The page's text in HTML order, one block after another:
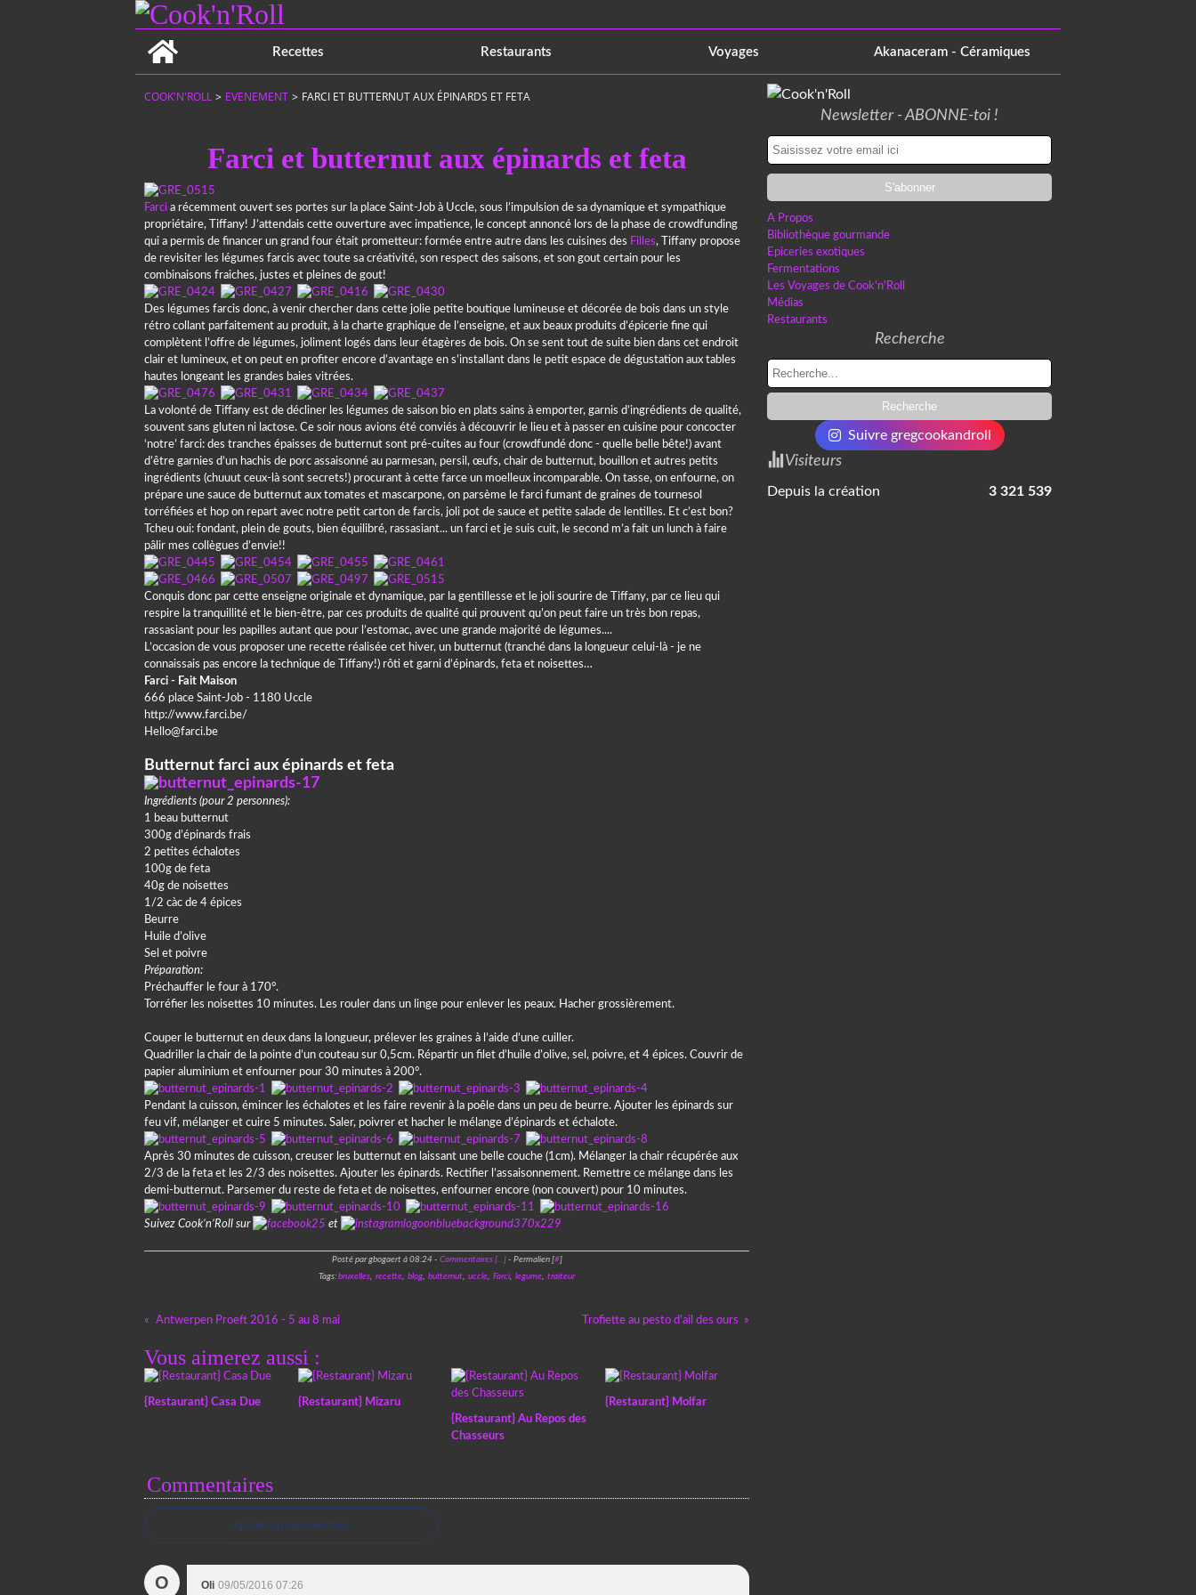
Recettes
Restaurants Voyages Akanaceram - Céramiques
COOK'N'ROLL > EVENEMENT > FARCI ET BUTTERNUT AUX ÉPINARDS ET FETA
Farci et butternut aux épinards et feta
Farci a récemment ouvert ses portes sur la place Saint-Job à Uccle, sous l’impulsion de sa dynamique et sympathique
propriétaire, Tiffany! J’attendais cette ouverture avec impatience, le concept annoncé lors de la phase de crowdfunding
qui a permis de financer un grand four était prometteur: formée entre autre dans les cuisines des Filles, Tiffany propose
de revisiter les légumes farcis avec toute sa créativité, son respect des saisons, et son gout certain pour les
combinaisons fraiches, justes et pleines de gout!
Des légumes farcis donc, à venir chercher dans cette jolie petite boutique lumineuse et décorée de bois dans un style
rétro collant parfaitement au produit, à la charte graphique de l’enseigne, et aux beaux produits d’épicerie fine qui
complètent l’offre de légumes, joliment logés dans leur étagères de bois. On se sent tout de suite bien dans cet endroit
clair et lumineux, et on peut en profiter encore d’avantage en s’installant dans le petit espace de dégustation aux tables
hautes longeant les grandes baies vitrées.
La volonté de Tiffany est de décliner les légumes de saison bio en plats sains à emporter, garnis d’ingrédients de qualité,
souvent sans gluten ni lactose. Ce soir nous avions été conviés à découvrir le lieu et à passer en cuisine pour concocter
‘notre’ farci: des tranches épaisses de butternut sont pré-cuites au four (crowdfundé donc - quelle belle bête!) avant
d’être garnies d’un hachis de porc assaisonné au parmesan, persil, œufs, chair de butternut, bouillon et autres petits
ingrédients (chuuut ceux-là sont secrets!) procurant à cette farce un moelleux incomparable. On tasse, on enfourne, on
prépare une sauce de butternut aux tomates et mascarpone, on parsème le farci fumant de graines de tournesol
torréfiées et hop on repart avec notre petit carton de farcis, joli pot de sauce et petite salade de lentilles. Et c’est bon?
Tcheu oui: fondant, plein de gouts, bien équilibré, rassasiant... un farci et je suis cuit, le second m’a fait un lunch à faire
pâlir mes collègues d’envie!!
Conquis donc par cette enseigne originale et dynamique, par la gentillesse et le joli sourire de Tiffany, par ce lieu qui
respire la tranquillité et le bien-être, par ces produits de qualité qui prouvent qu’on peut faire un très bon repas,
rassasiant pour les papilles autant que pour l’estomac, avec une grande majorité de légumes....
L’occasion de vous proposer une recette réalisée cet hiver, un butternut (tranché dans la longueur celui-là - je ne
connaissais pas encore la technique de Tiffany!) rôti et garni d’épinards, feta et noisettes…
Farci - Fait Maison
666 place Saint-Job - 1180 Uccle
http://www.farci.be/
Hello@farci.be
Butternut farci aux épinards et feta
Ingrédients (pour 2 personnes):
1 beau butternut
300g d’épinards frais
2 petites échalotes
100g de feta
40g de noisettes
1/2 càc de 4 épices
Beurre
Huile d’olive
Sel et poivre
Préparation:
Préchauffer le four à 170°.
Torréfier les noisettes 10 minutes. Les rouler dans un linge pour enlever les peaux. Hacher grossièrement.
Couper le butternut en deux dans la longueur, prélever les graines à l’aide d’une cuiller.
Quadriller la chair de la pointe d’un couteau sur 0,5cm. Répartir un filet d’huile d’olive, sel, poivre, et 4 épices. Couvrir de
papier aluminium et enfourner pour 30 minutes à 200°.
Pendant la cuisson, émincer les échalotes et les faire revenir à la poêle dans un peu de beurre. Ajouter les épinards sur
feu vif, mélanger et cuire 5 minutes. Saler, poivrer et hacher le mélange d’épinards et échalote.
Après 30 minutes de cuisson, creuser les butternut en laissant une belle couche (1cm). Mélanger la chair récupérée aux
2/3 de la feta et les 2/3 des noisettes. Ajouter les épinards. Rectifier l’assaisonnement. Remettre ce mélange dans les
demi-butternut. Parsemer du reste de feta et de noisettes, enfourner encore (non couvert) pour 10 minutes.
Suivez Cook’n’Roll sur et
Posté par gbogaert à 08:24 - Commentaires […]- Permalien [#]
Tags: bruxelles, recette, blog, butternut, uccle, Farci, legume, traiteur
Antwerpen Proeft 2016 - 5 au 8 mai Trofiette au pesto d’ail des ours
Vous aimerez aussi :
{Restaurant} Casa Due
{Restaurant} Mizaru
{Restaurant} Au Repos des
Chasseurs
{Restaurant} Molfar
Commentaires
Ajouter un commentaire
O Oli 09/05/2016 07:26
Newsletter - ABONNE-toi !
A Propos
Bibliothèque gourmande
Epiceries exotiques
Fermentations
Les Voyages de Cook'n'Roll
Médias
Restaurants
Recherche
Suivre gregcookandroll
Visiteurs
Depuis la création 3 321 539